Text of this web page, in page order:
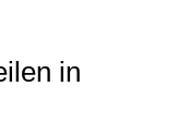
in